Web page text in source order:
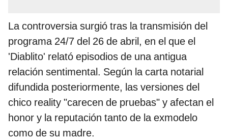
La controversia surgió tras la transmisión del
programa 24/7 del 26 de abril, en el que el
'Diablito' relató episodios de una antigua
relación sentimental. Según la carta notarial
difundida posteriormente, las versiones del
chico reality "carecen de pruebas" y afectan el
honor y la reputación tanto de la exmodelo
como de su madre.